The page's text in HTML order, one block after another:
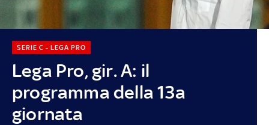
Lega Pro, gir. A: il
programma della 13a
giornata
SERIE C - LEGA PRO